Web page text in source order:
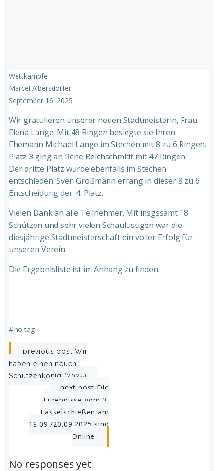
Wettkämpfe
Marcel Albersdörfer -
September 16, 2025
Wir gratulieren unserer neuen Stadtmeisterin, Frau
Elena Lange. Mit 48 Ringen besiegte sie Ihren
Ehemann Michael Lange im Stechen mit 8 zu 6 Ringen.
Platz 3 ging an Rene Belchschmidt mit 47 Ringen.
Der dritte Platz wurde ebenfalls im Stechen
entschieden. Sven Großmann errang in dieser 8 zu 6
Entscheidung den 4. Platz.
Vielen Dank an alle Teilnehmer. Mit insgssamt 18
Schützen und sehr vielen Schaulustigen war die
diesjährige Stadtmeisterschaft ein voller Erfolg für
unseren Verein.
Die Ergebnisliste ist im Anhang zu finden.
#no tag
Post
navigation
previous post Wir
haben einen neuen
Schützenkönig (2025)
Post
navigation
next post Die
Ergebnisse vom 3.
Fasselschießen am
19.09./20.09.2025 sind
Online
No responses yet